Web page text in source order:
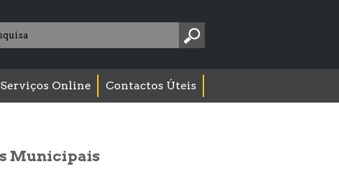
Pesquise
aqui:
Serviços Online Contactos Úteis